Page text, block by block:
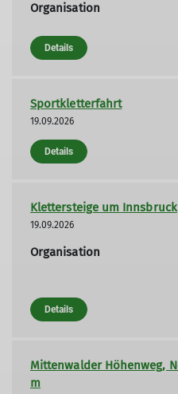
Organisation
Details
Sportkletterfahrt
19.09.2026
Details
Klettersteige um Innsbruck
19.09.2026
Organisation
Details
Mittenwalder Höhenweg,
m